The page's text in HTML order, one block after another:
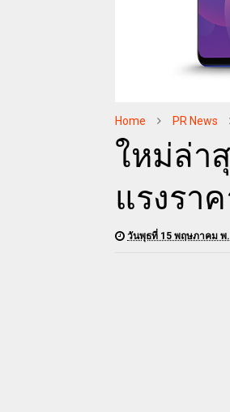
Home PR News
ใหม่ล่า
แรงรา
วันพุธที่ 15 พฤษภาคม พ